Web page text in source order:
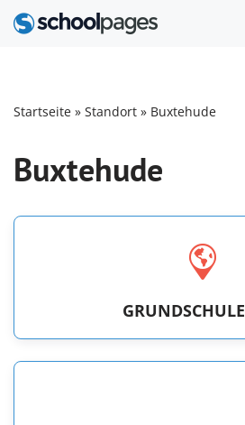
Startseite » Standort » Buxtehude
Buxtehude
GRUNDSCHULE